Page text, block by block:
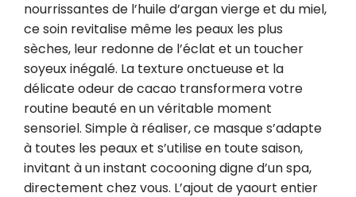
nourrissantes de l’huile d’argan vierge et du miel,
ce soin revitalise même les peaux les plus
sèches, leur redonne de l’éclat et un toucher
soyeux inégalé. La texture onctueuse et la
délicate odeur de cacao transformera votre
routine beauté en un véritable moment
sensoriel. Simple à réaliser, ce masque s’adapte
à toutes les peaux et s’utilise en toute saison,
invitant à un instant cocooning digne d’un spa,
directement chez vous. L’ajout de yaourt entier